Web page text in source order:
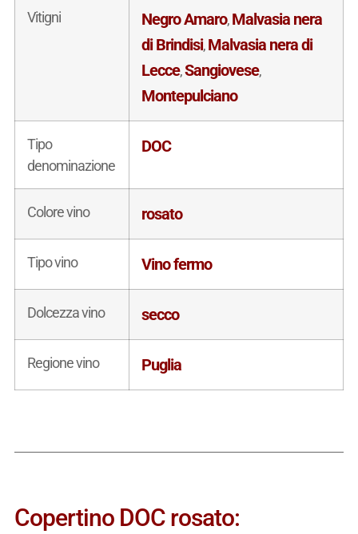
Vitigni Negro Amaro,Malvasia nera
di Brindisi,Malvasia nera di
Lecce,Sangiovese,
Montepulciano
Tipo
denominazione
DOC
Colore vino rosato
Tipo vino Vino fermo
Dolcezza vino secco
Regione vino Puglia
Copertino DOC rosato: